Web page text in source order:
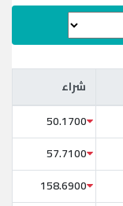
شراء
شراء
50.1700
57.7100
158.6900